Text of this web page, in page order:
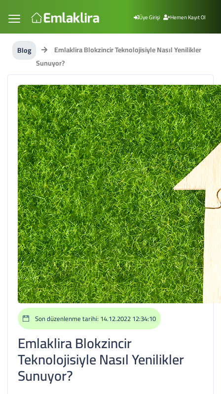
Üye Girişi Hemen Kayıt Ol
Blog
Emlaklira Blokzincir Teknolojisiyle Nasıl Yenilikler
Sunuyor?
Son düzenlenme tarihi: 14.12.2022 12:34:10
Emlaklira Blokzincir
Teknolojisiyle Nasıl Yenilikler
Sunuyor?